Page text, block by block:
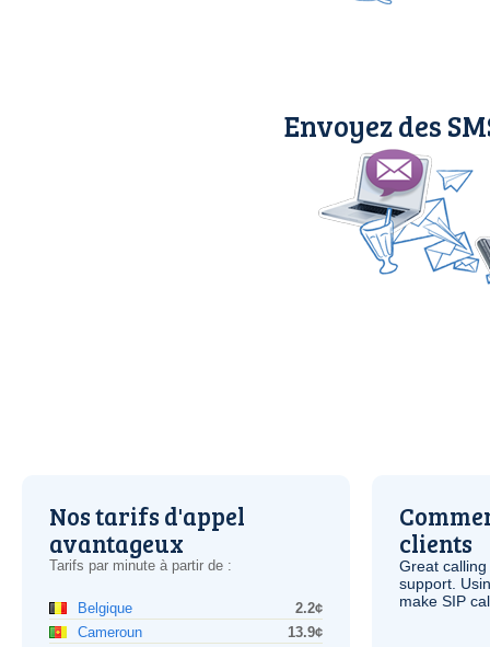
Envoyez des
Nos tarifs d'appel
avantageux
Tarifs par minute à partir de :
Belgique
2.2¢
Cameroun
13.9¢
clients
Great
support.
make SIP